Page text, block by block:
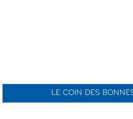
LE COIN DES